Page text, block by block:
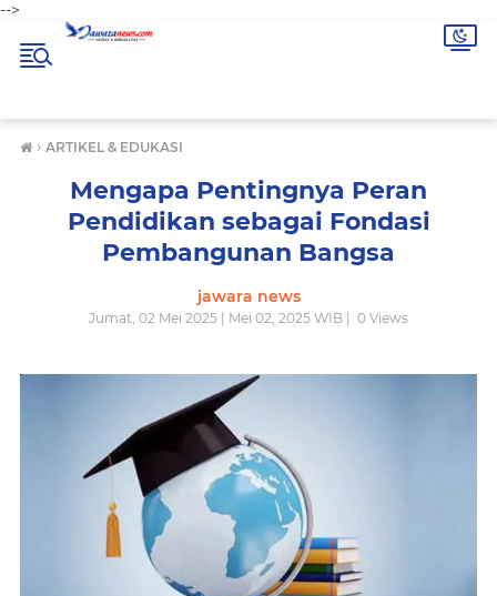
-->
› ARTIKEL & EDUKASI
Mengapa Pentingnya Peran
Pendidikan sebagai Fondasi
Pembangunan Bangsa
jawara news
Jumat, 02 Mei 2025 | Mei 02, 2025 WIB | 0 Views